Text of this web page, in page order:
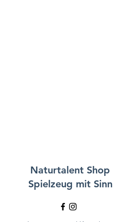
Naturtalent Shop
Spielzeug mit Sinn